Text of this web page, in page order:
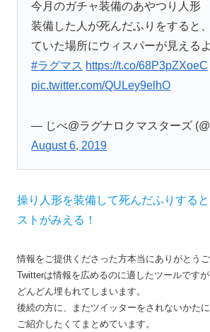
今月のガチャ装備のあやつり人形
装備した人が死んだふりをすると
ていた場所にウィスパーが見える
#ラグマス https://t.co/68P3pZXoeC
pic.twitter.com/QULey9elhO
— じべ@ラグナロクマスターズ
August 6, 2019
操り人形を装備して死んだふりする
ストがみえる！
情報をご提供くださった方本当にありがとうご
Twitterは情報を広めるのに適したツールです
どんどん埋もれてしまいます。
後続の方に、またツイッターをされないかた
ご紹介したくてまとめています。